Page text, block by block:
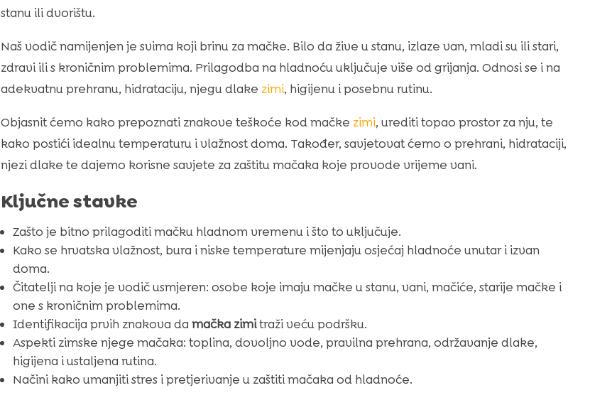
stanu ili dvorištu.
Naš vodič namijenjen je svima koji brinu za mačke. Bilo da žive u stanu, izlaze van, mladi su ili stari,
zdravi ili s kroničnim problemima. Prilagodba na hladnoću uključuje više od grijanja. Odnosi se i na
adekvatnu prehranu, hidrataciju, njegu dlake zimi, higijenu i posebnu rutinu.
Objasnit ćemo kako prepoznati znakove teškoće kod mačke zimi, urediti topao prostor za nju, te
kako postići idealnu temperaturu i vlažnost doma. Također, savjetovat ćemo o prehrani, hidrataciji,
njezi dlake te dajemo korisne savjete za zaštitu mačaka koje provode vrijeme vani.
Ključne stavke
Zašto je bitno prilagoditi mačku hladnom vremenu i što to uključuje.
Kako se hrvatska vlažnost, bura i niske temperature mijenjaju osjećaj hladnoće unutar i izvan
doma.
Čitatelji na koje je vodič usmjeren: osobe koje imaju mačke u stanu, vani, mačiće, starije mačke i
one s kroničnim problemima.
Identifikacija prvih znakova da mačka zimitraži veću podršku.
Aspekti zimske njege mačaka: toplina, dovoljno vode, pravilna prehrana, održavanje dlake,
higijena i ustaljena rutina.
Načini kako umanjiti stres i pretjerivanje u zaštiti mačaka od hladnoće.